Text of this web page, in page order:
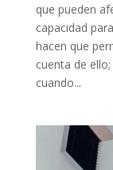
que pueden
capacidad
hacen que
cuenta de
cuando...